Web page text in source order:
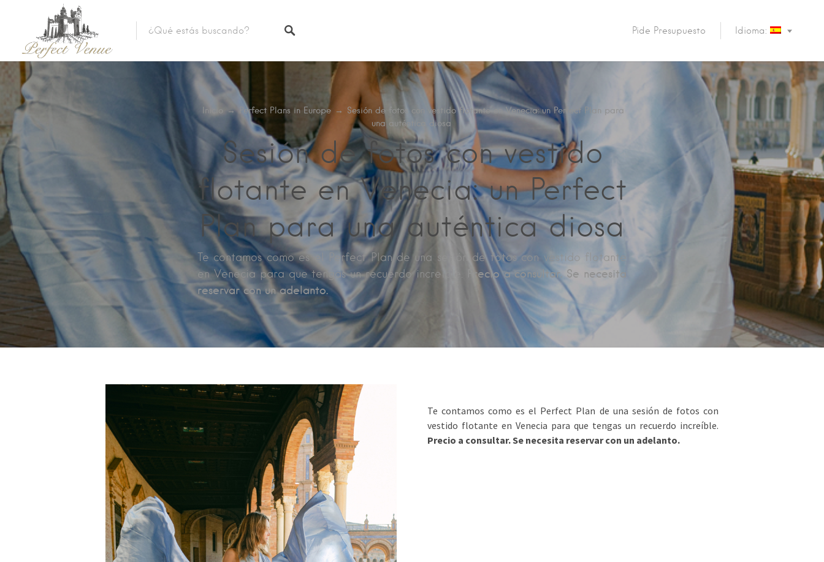
Pide Presupuesto Idioma:
Inicio → Perfect Plans in Europe → Sesión de fotos con vestido flotante en Venecia: un Perfect Plan para
una auténtica diosa
Sesión de fotos con vestido
flotante en Venecia: un Perfect
Plan para una auténtica diosa
Te contamos como es el Perfect Plan de una sesión de fotos con vestido flotante
en Venecia para que tengas un recuerdo increíble.
Precio a consultar. Se necesita
reservar con un adelanto.
Te contamos como es el Perfect Plan de una sesión de fotos con
vestido flotante en Venecia para que tengas un recuerdo increíble.
Precio a consultar. Se necesita reservar con un adelanto.